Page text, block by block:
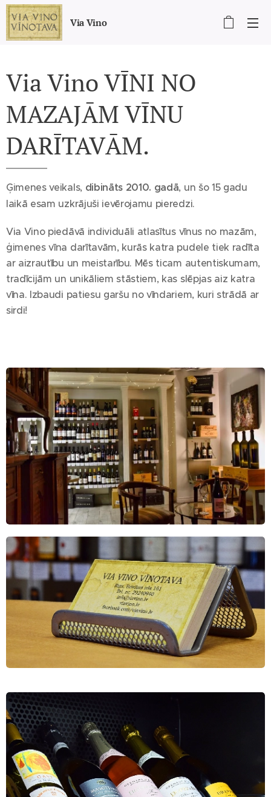
Via Vino
Via Vino VĪNI NO
MAZAJĀM VĪNU
DARĪTAVĀM.
Ģimenes veikals, dibināts 2010. gadā, un šo 15 gadu
laikā esam uzkrājuši ievērojamu pieredzi.
Via Vino piedāvā individuāli atlasītus vīnus no mazām,
ģimenes vīna darītavām, kurās katra pudele tiek radīta
ar aizrautību un meistarību. Mēs ticam autentiskumam,
tradīcijām un unikāliem stāstiem, kas slēpjas aiz katra
vīna. Izbaudi patiesu garšu no vīndariem, kuri strādā ar
sirdi! 🍷✨